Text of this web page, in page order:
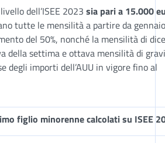
dell’ISEE 2023 sia pari a 15.000
tutte le mensilità a partire da
del 50%, nonché la mensilità di
della settima e ottava mensilità di
degli importi dell’AUU in vigore fino al
figlio minorenne calcolati su ISEE